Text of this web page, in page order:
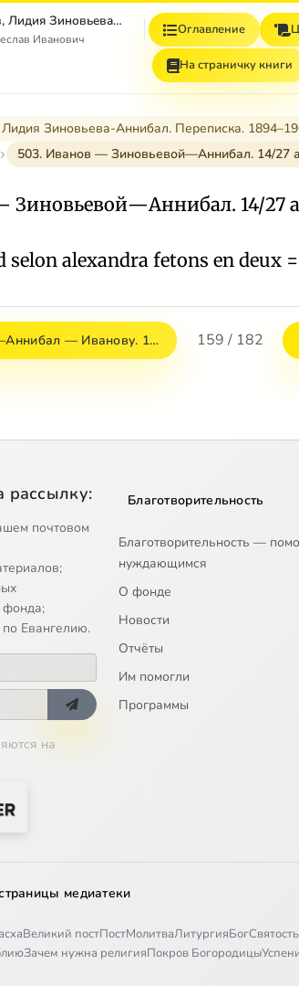
Вячеслав Иванов, Лидия Зиновьева–Аннибал Переписка. 1894–1903. Том II
Иванович
Оглавление
На страничку книги
Зиновьева-Аннибал. Переписка.
503. Иванов — Зиновьевой—Аннибал. 14/27
Зиновьевой—Аннибал. 14/27
selon alexandra fetons en deux
— Иванову. 1… 159 / 182
рассылку:
почтовом
фонда;
Евангелию.
на
Благотворительность
Благотворительность —
нуждающимся
О фонде
Новости
Отчёты
Им помогли
Программы
медиатеки
Великий постПостМолитваЛитургияБогСвятость
Зачем нужна религияПокров Богородицы